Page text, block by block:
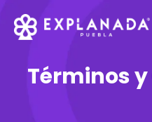
Términos